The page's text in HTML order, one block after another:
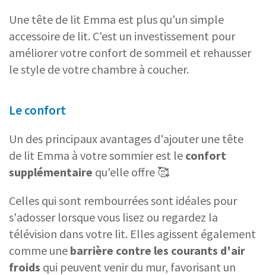
Une tête de lit Emma est plus qu'un simple
accessoire de lit. C'est un investissement pour
améliorer votre confort de sommeil et rehausser
le style de votre chambre à coucher.
Le confort
Un des principaux avantages d'ajouter une tête
de lit Emma à votre sommier est le confort
supplémentaire qu'elle offre 🥰
Celles qui sont rembourrées sont idéales pour
s'adosser lorsque vous lisez ou regardez la
télévision dans votre lit. Elles agissent également
comme une barrière contre les courants d'air
froids qui peuvent venir du mur, favorisant un